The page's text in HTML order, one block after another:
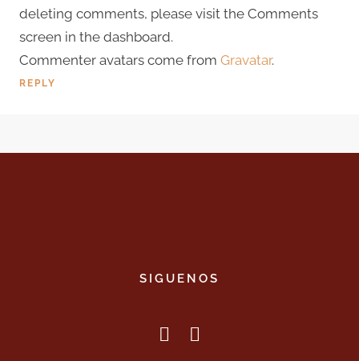
deleting comments, please visit the Comments
screen in the dashboard.
Commenter avatars come from Gravatar.
REPLY
SIGUENOS